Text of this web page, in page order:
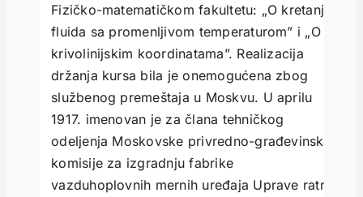
Fizičko-matematičkom fakultetu: „O kretanju
fluida sa promenljivom temperaturom” i „O
krivolinijskim koordinatama”. Realizacija
držanja kursa bila je onemogućena zbog
službenog premeštaja u Moskvu. U aprilu
1917. imenovan je za člana tehničkog
odeljenja Moskovske privredno-građevinske
komisije za izgradnju fabrike
vazduhoplovnih mernih uređaja Uprave ratne